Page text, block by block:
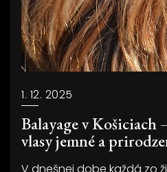
1. 12. 2025
Balayage v Košiciach
vlasy jemné a